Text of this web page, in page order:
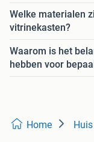
Welke materialen
vitrinekasten?
Waarom is het
hebben voor
Home